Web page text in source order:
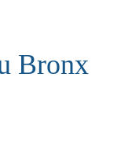
Bronx